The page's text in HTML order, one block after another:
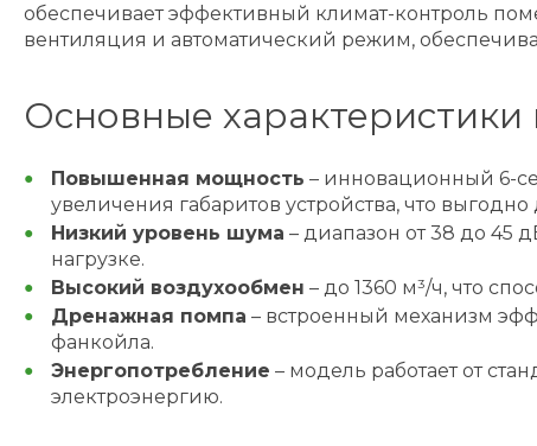
обеспечивает эффективный климат-контроль
вентиляция и автоматический режим,
Основные характеристики
Повышенная мощность – инновационный 6-
увеличения габаритов устройства, что
Низкий уровень шума – диапазон от 38 до 45
нагрузке.
Высокий воздухообмен – до 1360 м³/ч, что
Дренажная помпа – встроенный механизм
фанкойла.
Энергопотребление – модель работает от
электроэнергию.